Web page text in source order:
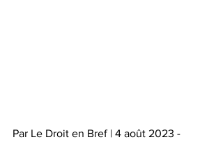
Par Le Droit en Bref | 4 août 2023 -